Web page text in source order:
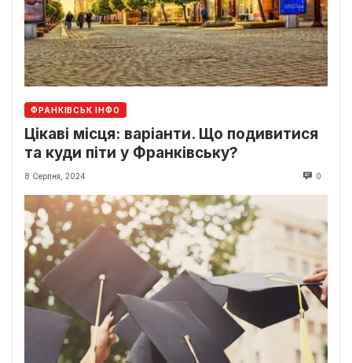
ФРАНКІВСЬК ІНФО
Цікаві місця: варіанти. Що подивитися
та куди піти у Франківську?
8 Серпня, 2024 0